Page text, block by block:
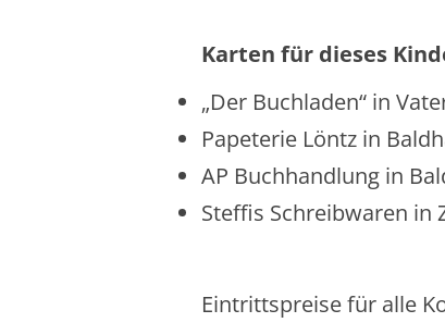
Karten für dieses
„Der Buchladen“ in
Papeterie Löntz in
AP Buchhandlung in
Steffis Schreibwaren in
Eintrittspreise für alle